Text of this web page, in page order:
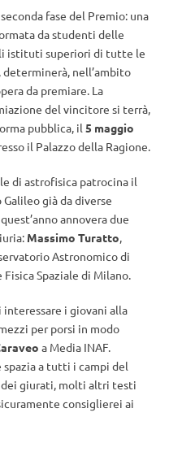
fase del Premio: una
da studenti delle
istituti superiori di tutte le
nell’ambito
da premiare. La
del vincitore si terrà,
pubblica, il 5 maggio
il Palazzo della Ragione.
di astrofisica patrocina il
già da diverse
annovera due
Massimo Turatto,
Astronomico di
Spaziale di Milano.
i giovani alla
per porsi in modo
a Media INAF.
spazia a tutti i campi del
dei giurati, molti altri testi
consiglierei ai